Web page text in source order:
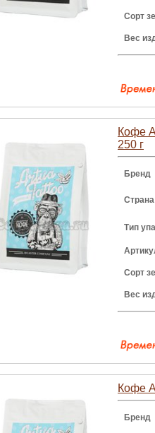
Сорт
Вес
Кофе
250 г
Бренд
Тип
Сорт
Вес
Кофе
Бренд